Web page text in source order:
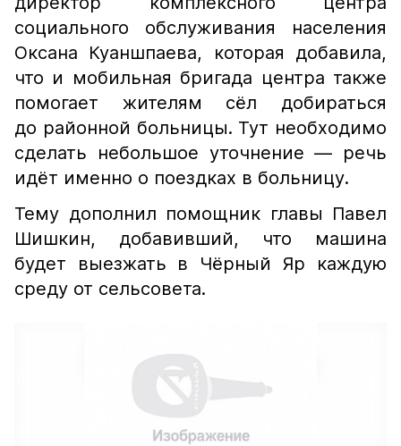
социального обслуживания населения
Оксана Куаншпаева, которая добавила,
что и мобильная бригада центра также
помогает жителям сёл добираться
до районной больницы. Тут необходимо
сделать небольшое уточнение — речь
идёт именно о поездках в больницу.
Тему дополнил помощник главы Павел
Шишкин, добавивший, что машина
будет выезжать в Чёрный Яр каждую
среду от сельсовета.